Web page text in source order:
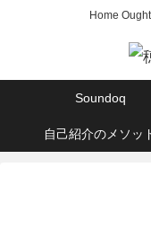
Home
Soundoq
自己紹介のメソッ